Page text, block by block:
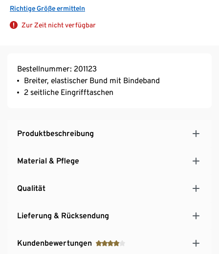
Richtige Größe ermitteln
Zur Zeit nicht verfügbar
Bestellnummer: 201123
Breiter, elastischer Bund mit Bindeband
2 seitliche Eingrifftaschen
Produktbeschreibung
Material & Pflege
Qualität
Lieferung & Rücksendung
Kundenbewertungen